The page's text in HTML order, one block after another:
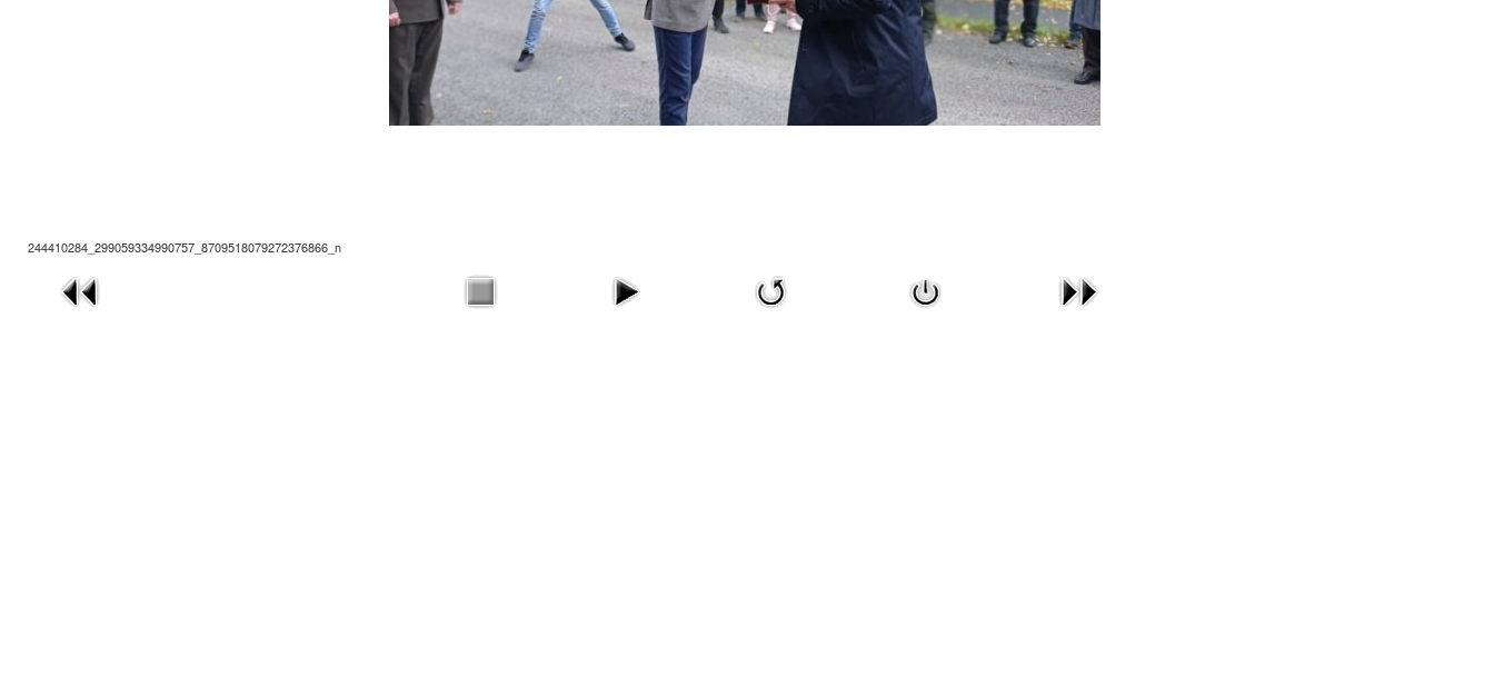
244410284_299059334990757_8709518079272376866_n